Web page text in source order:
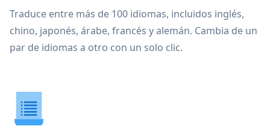
Traduce entre más de 100 idiomas, incluidos inglés,
chino, japonés, árabe, francés y alemán. Cambia de un
par de idiomas a otro con un solo clic.